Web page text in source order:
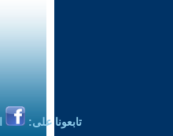
تابعونا على: